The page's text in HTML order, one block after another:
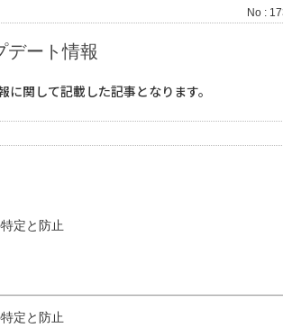
No :
デート情報
関して記載した記事となります。
定と防止​
定と防止​